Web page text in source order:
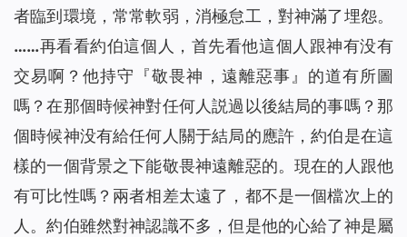
者臨到環境，常常軟弱，消極怠工，對神滿了埋怨。
……再看看約伯這個人，首先看他這個人跟神有没有
交易啊？他持守『敬畏神，遠離惡事』的道有所圖
嗎？在那個時候神對任何人説過以後結局的事嗎？那
個時候神没有給任何人關于結局的應許，約伯是在這
樣的一個背景之下能敬畏神遠離惡的。現在的人跟他
有可比性嗎？兩者相差太遠了，都不是一個檔次上的
人。約伯雖然對神認識不多，但是他的心給了神是屬